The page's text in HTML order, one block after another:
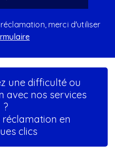
merci d'utiliser
une difficulté ou
avec nos services
?
réclamation en
clics